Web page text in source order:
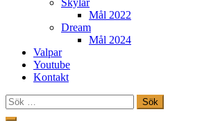
Skylar
Mål 2022
Dream
Mål 2024
Valpar
Youtube
Kontakt
Sök
efter:
Hoppa